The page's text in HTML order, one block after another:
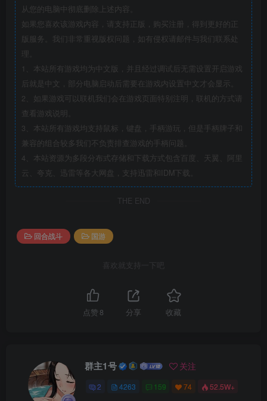
从您的电脑中彻底删除上述内容。
如果您喜欢该游戏内容，请支持正版，购买注册，得到更好的正
版服务。我们非常重视版权问题，如有侵权请邮件与我们联系处
理。
1、本站所有游戏均为中文版，并且经过调试后无需设置开启游戏
后就是中文，部分电脑启动后需要在游戏内设置中文才会显示。
2、如果游戏可以联机我们会在游戏页面特别注明，联机的方式请
查看游戏说明。
3、本站所有游戏均支持鼠标，键盘，手柄游玩，但是手柄牌子和
兼容的组合较多我们不负责排查游戏的手柄问题。
4、本站资源为多段分布式存储和下载方式包含百度、天翼、阿里
云、夸克、迅雷等各大网盘，支持迅雷和IDM下载。
THE END
回合战斗 国游
喜欢就支持一下吧
点赞 8 分享 收藏
群主1号 关注
2 4263 159 74 52.5W+